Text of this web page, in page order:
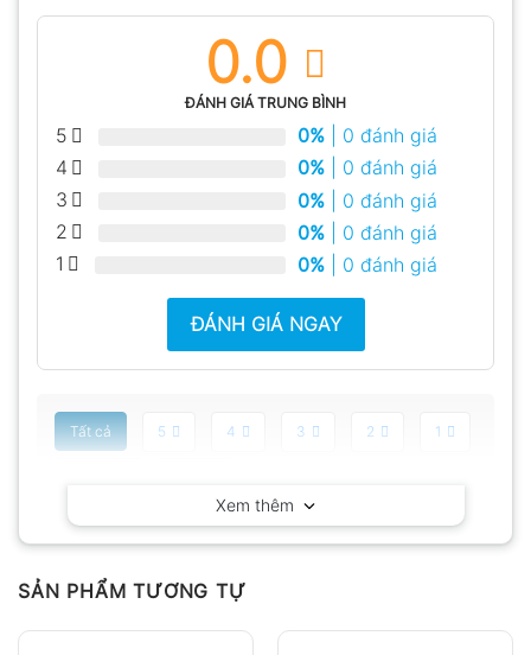
0.0
ĐÁNH GIÁ TRUNG BÌNH
5 0% | 0 đánh giá
4
0% | 0 đánh giá
3
0% | 0 đánh giá
2
0% | 0 đánh giá
1
0% | 0 đánh giá
ĐÁNH GIÁ NGAY
Tất cả 5 4 3 2 1
Chưa có đánh giá nào.
Xem thêm
SẢN PHẨM TƯƠNG TỰ